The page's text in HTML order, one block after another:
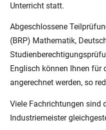
Unterricht statt.
Abgeschlossene
(BRP) Mathematik,
Englisch können Ihnen für
angerechnet werden, so
Viele Fachrichtungen sind
Industriemeister